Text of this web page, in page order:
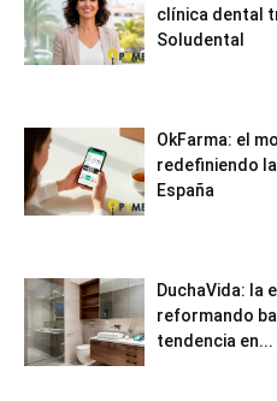
clínica dental
Soludental
OkFarma: el
redefiniendo
España
DuchaVida: la
reformando
tendencia en...